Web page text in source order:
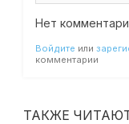
Нет
Войдите или
комментарии
ТАКЖЕ